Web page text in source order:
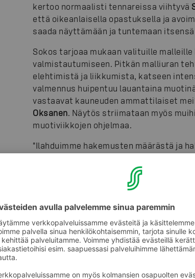
kertoo normaalisti tennareissa viihtyvä
että oikeanlaisella opastuksella ja
saada näyttämään ja tuntemaan
Sokos tarjoaa mukaan valituille
valmistautumiseen. Pitkän malliuran
elehtimistä ja liikkumista, katseen
valmennus huipentuu lauantaina
vastaavat kauneuden ammattilaiset
Oksanen. Näytös striimataan myös
muotiviikkojen ohjelmaa.
"Ilahduimme hakemusten määrästä ja
joukossa näyttäytyi laajasti rohkeiden
mallien hakemuksissa nousivat esiin
ja oman persoonallisen tyylin
malleille kokemus muotimaailman
esiintymisestä. Uskon, että malliemme
hyötyä itse kunkin työssä ja vapaa-
Ympäri Suomea asiakkaitaan 19
muoti on iloinen asia. Tavaratalo
"On luontevaa, että Sokoksen